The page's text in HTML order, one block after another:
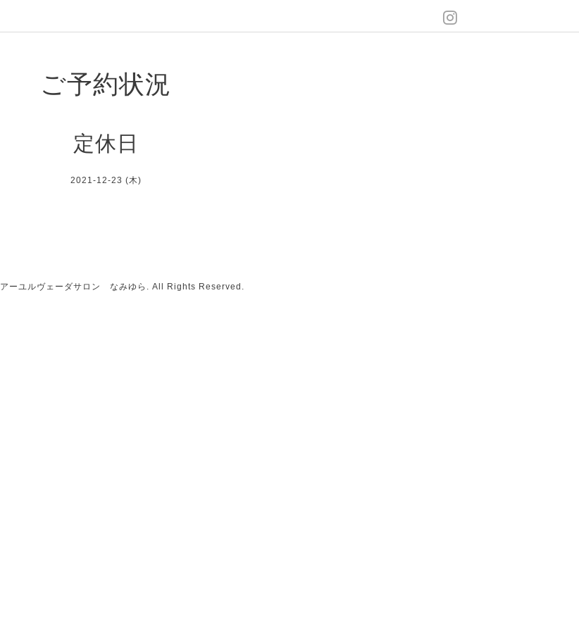
ご予約状況
定休日
2021-12-23 (木)
アーユルヴェーダサロン なみゆら . All Rights Reserved.